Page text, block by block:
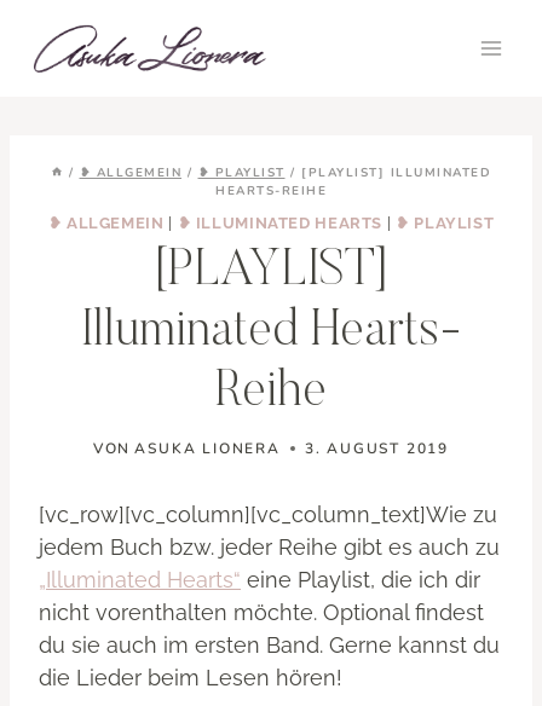
Inhalt
springen
/ ❥ ALLGEMEIN / ❥ PLAYLIST / [PLAYLIST] ILLUMINATED
HEARTS-REIHE
❥ ALLGEMEIN ❥ ILLUMINATED HEARTS ❥ PLAYLIST
[PLAYLIST]
Illuminated Hearts-
Reihe
VON ASUKA LIONERA 3. AUGUST 2019
[vc_row][vc_column][vc_column_text]Wie zu
jedem Buch bzw. jeder Reihe gibt es auch zu
„Illuminated Hearts“ eine Playlist, die ich dir
nicht vorenthalten möchte. Optional findest
du sie auch im ersten Band. Gerne kannst du
die Lieder beim Lesen hören!